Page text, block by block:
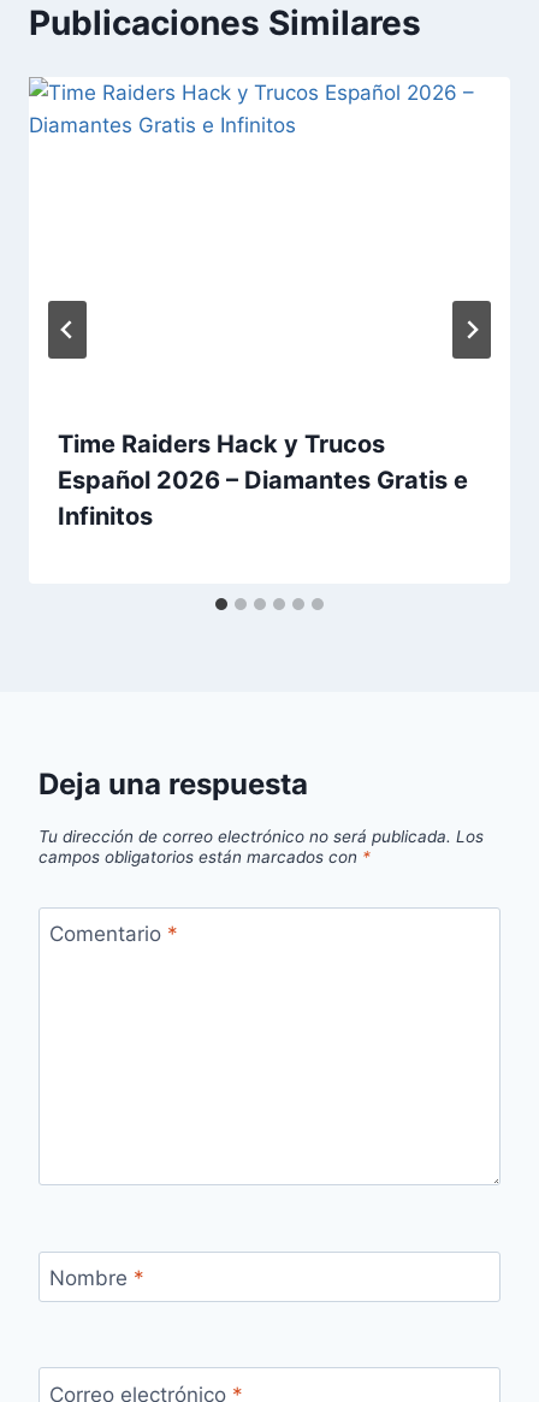
Publicaciones Similares
Time Raiders Hack y Trucos
Español 2026 – Diamantes Gratis e
Infinitos
Deja una respuesta
Tu dirección de correo electrónico no será publicada. Los
campos obligatorios están marcados con *
Comentario *
Nombre *
Correo electrónico *